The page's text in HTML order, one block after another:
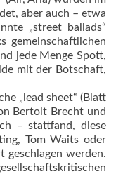
aber auch – etwa
„street ballads“
gemeinschaftlichen
jede Menge Spott,
mit der Botschaft,
„lead sheet“ (Blatt
Bertolt Brecht und
– stattfand, diese
Tom Waits oder
geschlagen werden.